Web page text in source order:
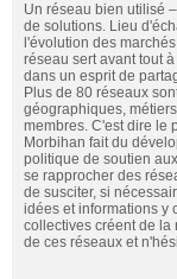
Un réseau bien utilisé
de solutions. Lieu
l'évolution des
réseau sert avant tout
dans un esprit de
Plus de 80 réseaux
géographiques,
membres. C'est dire le
Morbihan fait du
politique de soutien
se rapprocher des
de susciter, si
idées et informations y
collectives créent de la
de ces réseaux et